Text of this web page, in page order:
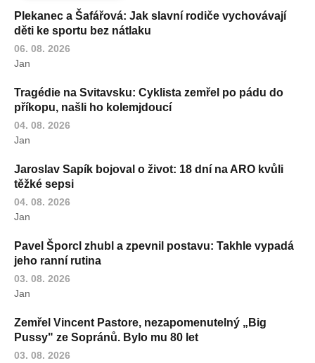
Plekanec a Šafářová: Jak slavní rodiče vychovávají
děti ke sportu bez nátlaku
06. 08. 2026
Jan
Tragédie na Svitavsku: Cyklista zemřel po pádu do
příkopu, našli ho kolemjdoucí
04. 08. 2026
Jan
Jaroslav Sapík bojoval o život: 18 dní na ARO kvůli
těžké sepsi
04. 08. 2026
Jan
Pavel Šporcl zhubl a zpevnil postavu: Takhle vypadá
jeho ranní rutina
03. 08. 2026
Jan
Zemřel Vincent Pastore, nezapomenutelný „Big
Pussy" ze Sopránů. Bylo mu 80 let
03. 08. 2026